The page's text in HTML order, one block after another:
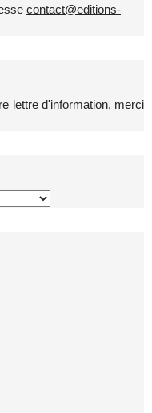
contact@editions-
lettre d'information, merci